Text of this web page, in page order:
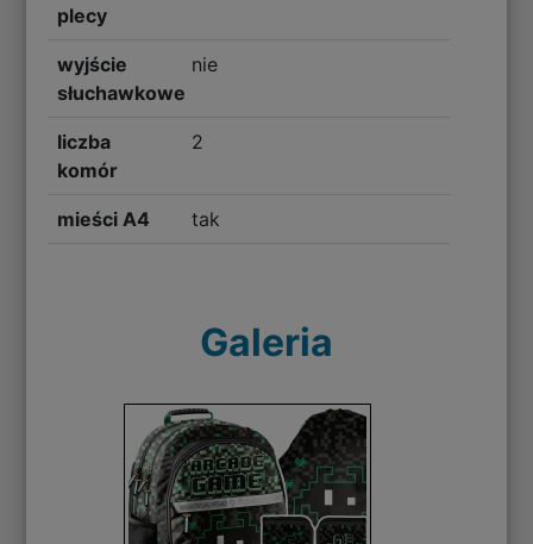
plecy
wyjście
słuchawkowe
nie
liczba
komór
2
mieści A4 tak
Galeria